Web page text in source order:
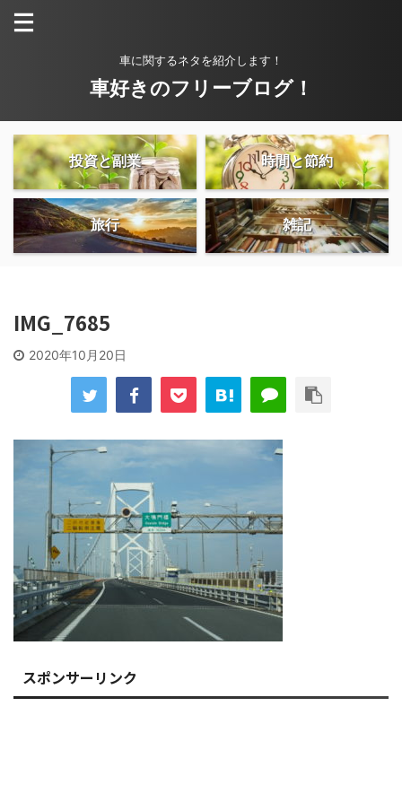
車に関するネタを紹介します！
車好きのフリーブログ！
投資と副業 時間と節約
旅行 雑記
IMG_7685
2020年10月20日
スポンサーリンク